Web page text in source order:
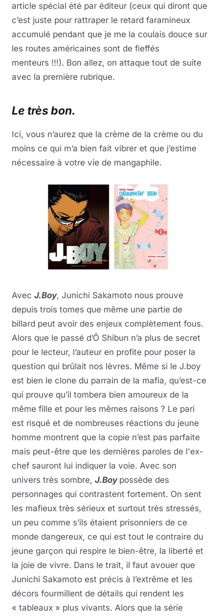
article spécial été par éditeur (ceux qui diront que
c’est juste pour rattraper le retard faramineux
accumulé pendant que je me la coulais douce sur
les routes américaines sont de fieffés
menteurs !!!). Bon allez, on attaque tout de suite
avec la première rubrique.
Le très bon.
Ici, vous n’aurez que la crème de la crème ou du
moins ce qui m’a bien fait vibrer et que j’estime
nécessaire à votre vie de mangaphile.
Avec J.Boy, Junichi Sakamoto nous prouve
depuis trois tomes que même une partie de
billard peut avoir des enjeux complètement fous.
Alors que le passé d’Ô Shibun n’a plus de secret
pour le lecteur, l’auteur en profite pour poser la
question qui brûlait nos lèvres. Même si le J.boy
est bien le clone du parrain de la mafia, qu’est-ce
qui prouve qu’il tombera bien amoureux de la
même fille et pour les mêmes raisons ? Le pari
est risqué et de nombreuses réactions du jeune
homme montrent que la copie n’est pas parfaite
mais peut-être que les dernières paroles de l'ex-
chef sauront lui indiquer la voie. Avec son
univers très sombre, J.Boy possède des
personnages qui contrastent fortement. On sent
les mafieux très sérieux et surtout très stressés,
un peu comme s’ils étaient prisonniers de ce
monde dangereux, ce qui est tout le contraire du
jeune garçon qui respire le bien-être, la liberté et
la joie de vivre. Dans le trait, il faut avouer que
Junichi Sakamoto est précis à l’extrême et les
décors fourmillent de détails qui rendent les
« tableaux » plus vivants. Alors que la série